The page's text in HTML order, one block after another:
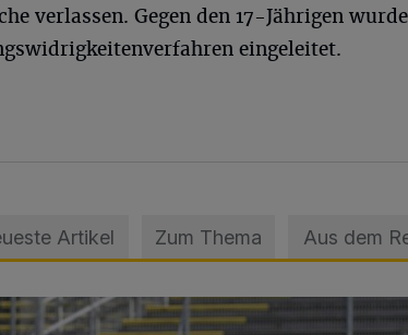
verlassen. Gegen den 17-Jährigen
eingeleitet.
Artikel Zum Thema Aus dem
Bahnhof und klare Ansage